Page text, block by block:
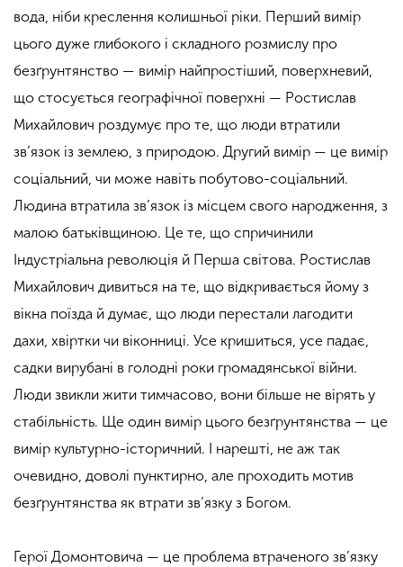
вода, ніби креслення колишньої ріки. Перший вимір
цього дуже глибокого і складного розмислу про
безґрунтянство — вимір найпростіший, поверхневий,
що стосується географічної поверхні — Ростислав
Михайлович роздумує про те, що люди втратили
зв’язок із землею, з природою. Другий вимір — це вимір
соціальний, чи може навіть побутово-соціальний.
Людина втратила зв’язок із місцем свого народження, з
малою батьківщиною. Це те, що спричинили
Індустріальна революція й Перша світова. Ростислав
Михайлович дивиться на те, що відкривається йому з
вікна поїзда й думає, що люди перестали лагодити
дахи, хвіртки чи віконниці. Усе кришиться, усе падає,
садки вирубані в голодні роки громадянської війни.
Люди звикли жити тимчасово, вони більше не вірять у
стабільність. Ще один вимір цього безґрунтянства — це
вимір культурно-історичний. І нарешті, не аж так
очевидно, доволі пунктирно, але проходить мотив
безґрунтянства як втрати зв’язку з Богом.
Герої Домонтовича — це проблема втраченого зв’язку